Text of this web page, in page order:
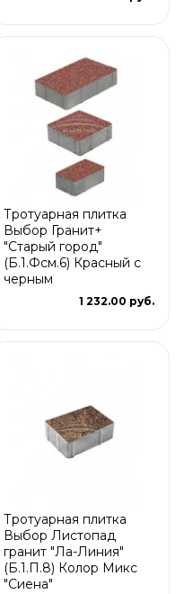
Тротуарная плитка
Выбор Гранит+
"Старый город"
(Б.1.Фсм.6) Красный с
черным
1 232.00 руб.
Тротуарная плитка
Выбор Листопад
гранит "Ла-Линия"
(Б.1.П.8) Колор Микс
"Сиена"